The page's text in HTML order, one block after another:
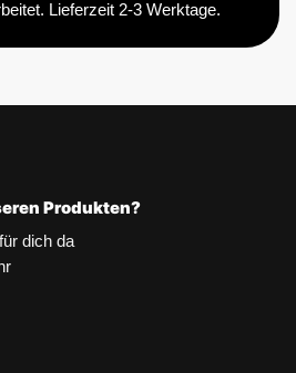
Lieferzeit 2-3 Werktage.
Produkten?
dich da